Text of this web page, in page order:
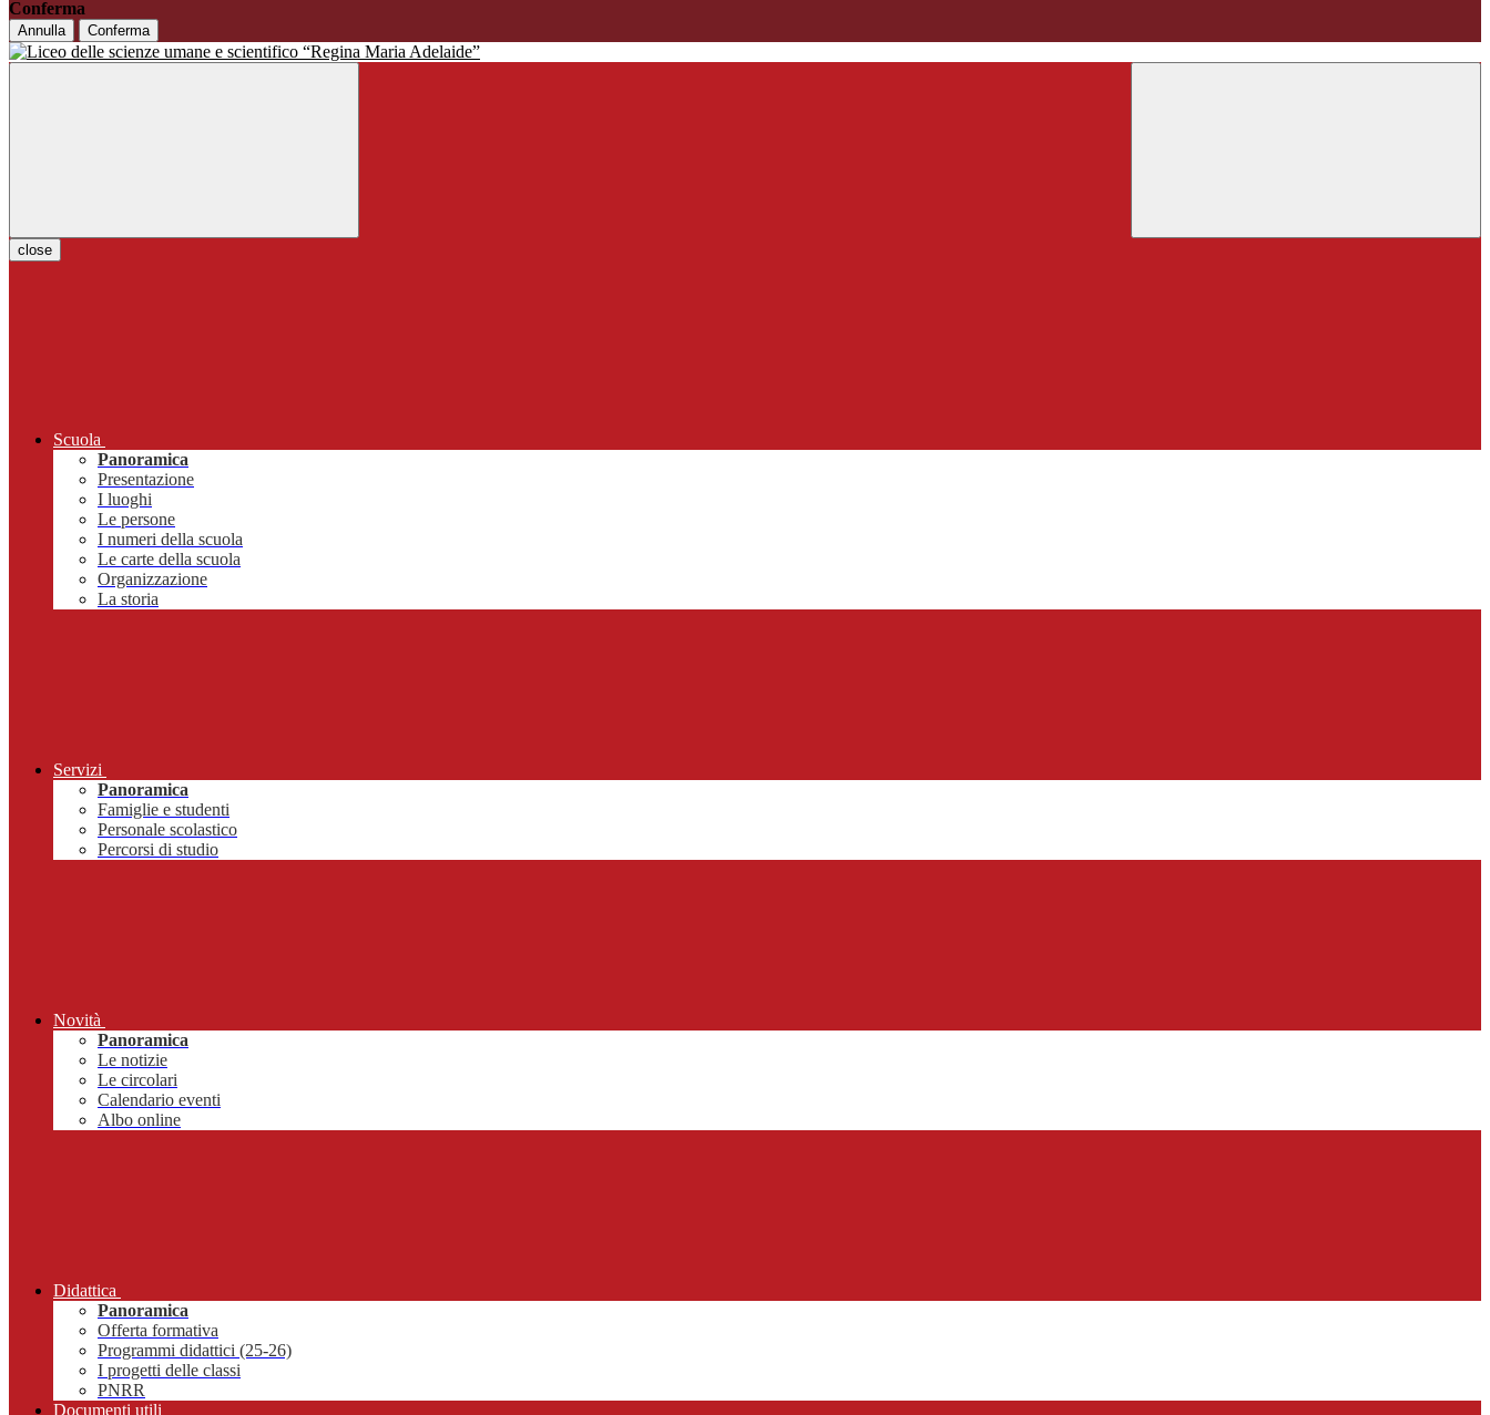
Conferma
Annulla Conferma
close
Scuola
Panoramica
Presentazione
I luoghi
Le persone
I numeri della scuola
Le carte della scuola
Organizzazione
La storia
Servizi
Panoramica
Famiglie e studenti
Personale scolastico
Percorsi di studio
Novità
Panoramica
Le notizie
Le circolari
Calendario eventi
Albo online
Didattica
Panoramica
Offerta formativa
Programmi didattici (25-26)
I progetti delle classi
PNRR
Documenti utili